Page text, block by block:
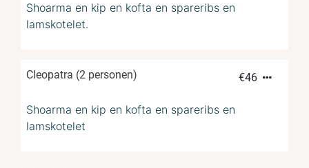
Shoarma en kip en kofta en spareribs en
lamskotelet.
Cleopatra (2 personen) €46
Shoarma en kip en kofta en spareribs en
lamskotelet